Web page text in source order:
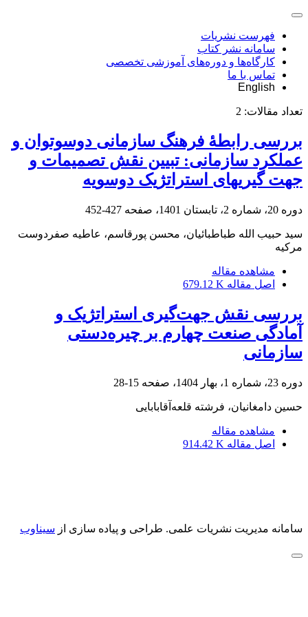
فهرست نشریات
سامانه نشر کتاب
کارگاه‌ها و دوره‌های آموزشی تخصصی
تماس با ما
English
تعداد مقالات: 2
بررسی رابطۀ فرهنگ سازمانی دوسوتوان و
عملکرد سازمانی: تبیین نقش تصمیمات و
جهت‏ گیری‏های استراتژیک دوسویه
دوره 20، شماره 2، تابستان 1401، صفحه 427-452
سید حبیب الله طباطبائیان، محسن پورقاسم، عاطیه صفردوست
مرکیه
مشاهده مقاله
اصل مقاله 679.12 K
بررسی نقش جهت‌گیری استراتژیک و
آمادگی صنعت چهارم بر چیره‌دستی
سازمانی
دوره 23، شماره 1، بهار 1404، صفحه 15-28
حسین دامغانیان، فرشته قلعه‌آقابابایی
مشاهده مقاله
اصل مقاله 914.42 K
سامانه مدیریت نشریات علمی. طراحی و پیاده سازی از سیناوب